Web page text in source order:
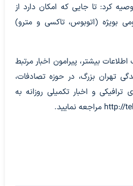
کرد: تا جایی که امکان دارد از
بویژه (اتوبوس، تاکسی و مترو)
بیشتر، پیرامون اخبار مرتبط
تهران بزرگ، در حوزه تصادفات،
و اخبار تکمیلی روزانه به